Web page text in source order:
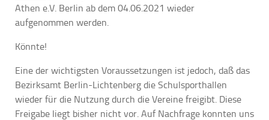
Athen e.V. Berlin ab dem 04.06.2021 wieder
aufgenommen werden.
Könnte!
Eine der wichtigsten Voraussetzungen ist jedoch, daß das
Bezirksamt Berlin-Lichtenberg die Schulsporthallen
wieder für die Nutzung durch die Vereine freigibt. Diese
Freigabe liegt bisher nicht vor. Auf Nachfrage konnten uns